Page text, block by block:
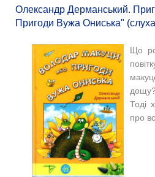
Олександр Дерманський.
Пригоди Вужа Ониська"
Що
Тоді
про